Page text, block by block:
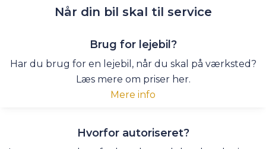
Når din bil skal til service
Brug for lejebil?
Har du brug for en lejebil, når du skal på værksted?
Læs mere om priser her.
Mere info
Hvorfor autoriseret?